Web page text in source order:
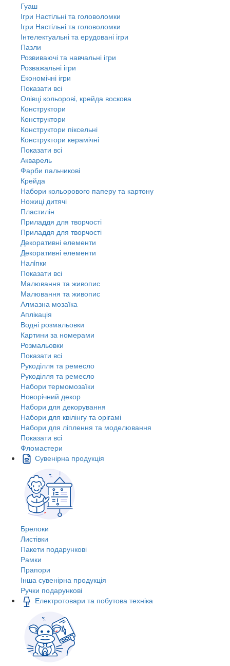
Гуаш
Ігри Настільні та головоломки
Ігри Настільні та головоломки
Інтелектуальні та ерудовані ігри
Пазли
Розвиваючі та навчальні ігри
Розважальні ігри
Економічні ігри
Показати всі
Олівці кольорові, крейда воскова
Конструктори
Конструктори
Конструктори піксельні
Конструктори керамічні
Показати всі
Акварель
Фарби пальчикові
Крейда
Набори кольорового паперу та картону
Ножиці дитячі
Пластилін
Приладдя для творчості
Приладдя для творчості
Декоративні елементи
Декоративні елементи
Налiпки
Показати всі
Малювання та живопис
Малювання та живопис
Алмазна мозаїка
Аплікація
Водні розмальовки
Картини за номерами
Розмальовки
Показати всі
Рукоділля та ремесло
Рукоділля та ремесло
Набори термомозаїки
Новорічний декор
Набори для декорування
Набори для квілінгу та орігамі
Набори для ліплення та моделювання
Показати всі
Фломастери
Сувенірна продукція
Брелоки
Листівки
Пакети подарункові
Рамки
Прапори
Інша сувенірна продукція
Ручки подарункові
Електротовари та побутова техніка